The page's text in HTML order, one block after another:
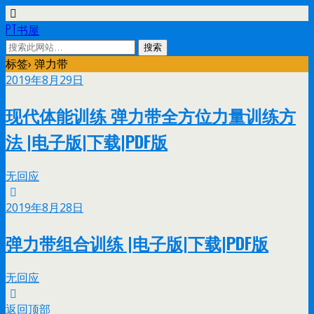
PT书屋
标签› 弹力带
2019年8月29日
现代体能训练 弹力带全方位力量训练方
法 |电子版|下载|PDF版
无回应
2019年8月28日
弹力带组合训练 |电子版|下载|PDF版
无回应
返回顶部